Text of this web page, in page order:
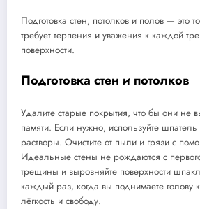
Подготовка стен, потолков и полов — это
требует терпения и уважения к каждой
поверхности.
Подготовка стен и потолков
Удалите старые покрытия, что бы они не
памяти. Если нужно, используйте
растворы. Очистите от пыли и грязи с
Идеальные стены не рождаются с
трещины и выровняйте поверхности
каждый раз, когда вы поднимаете голову к
лёгкость и свободу.